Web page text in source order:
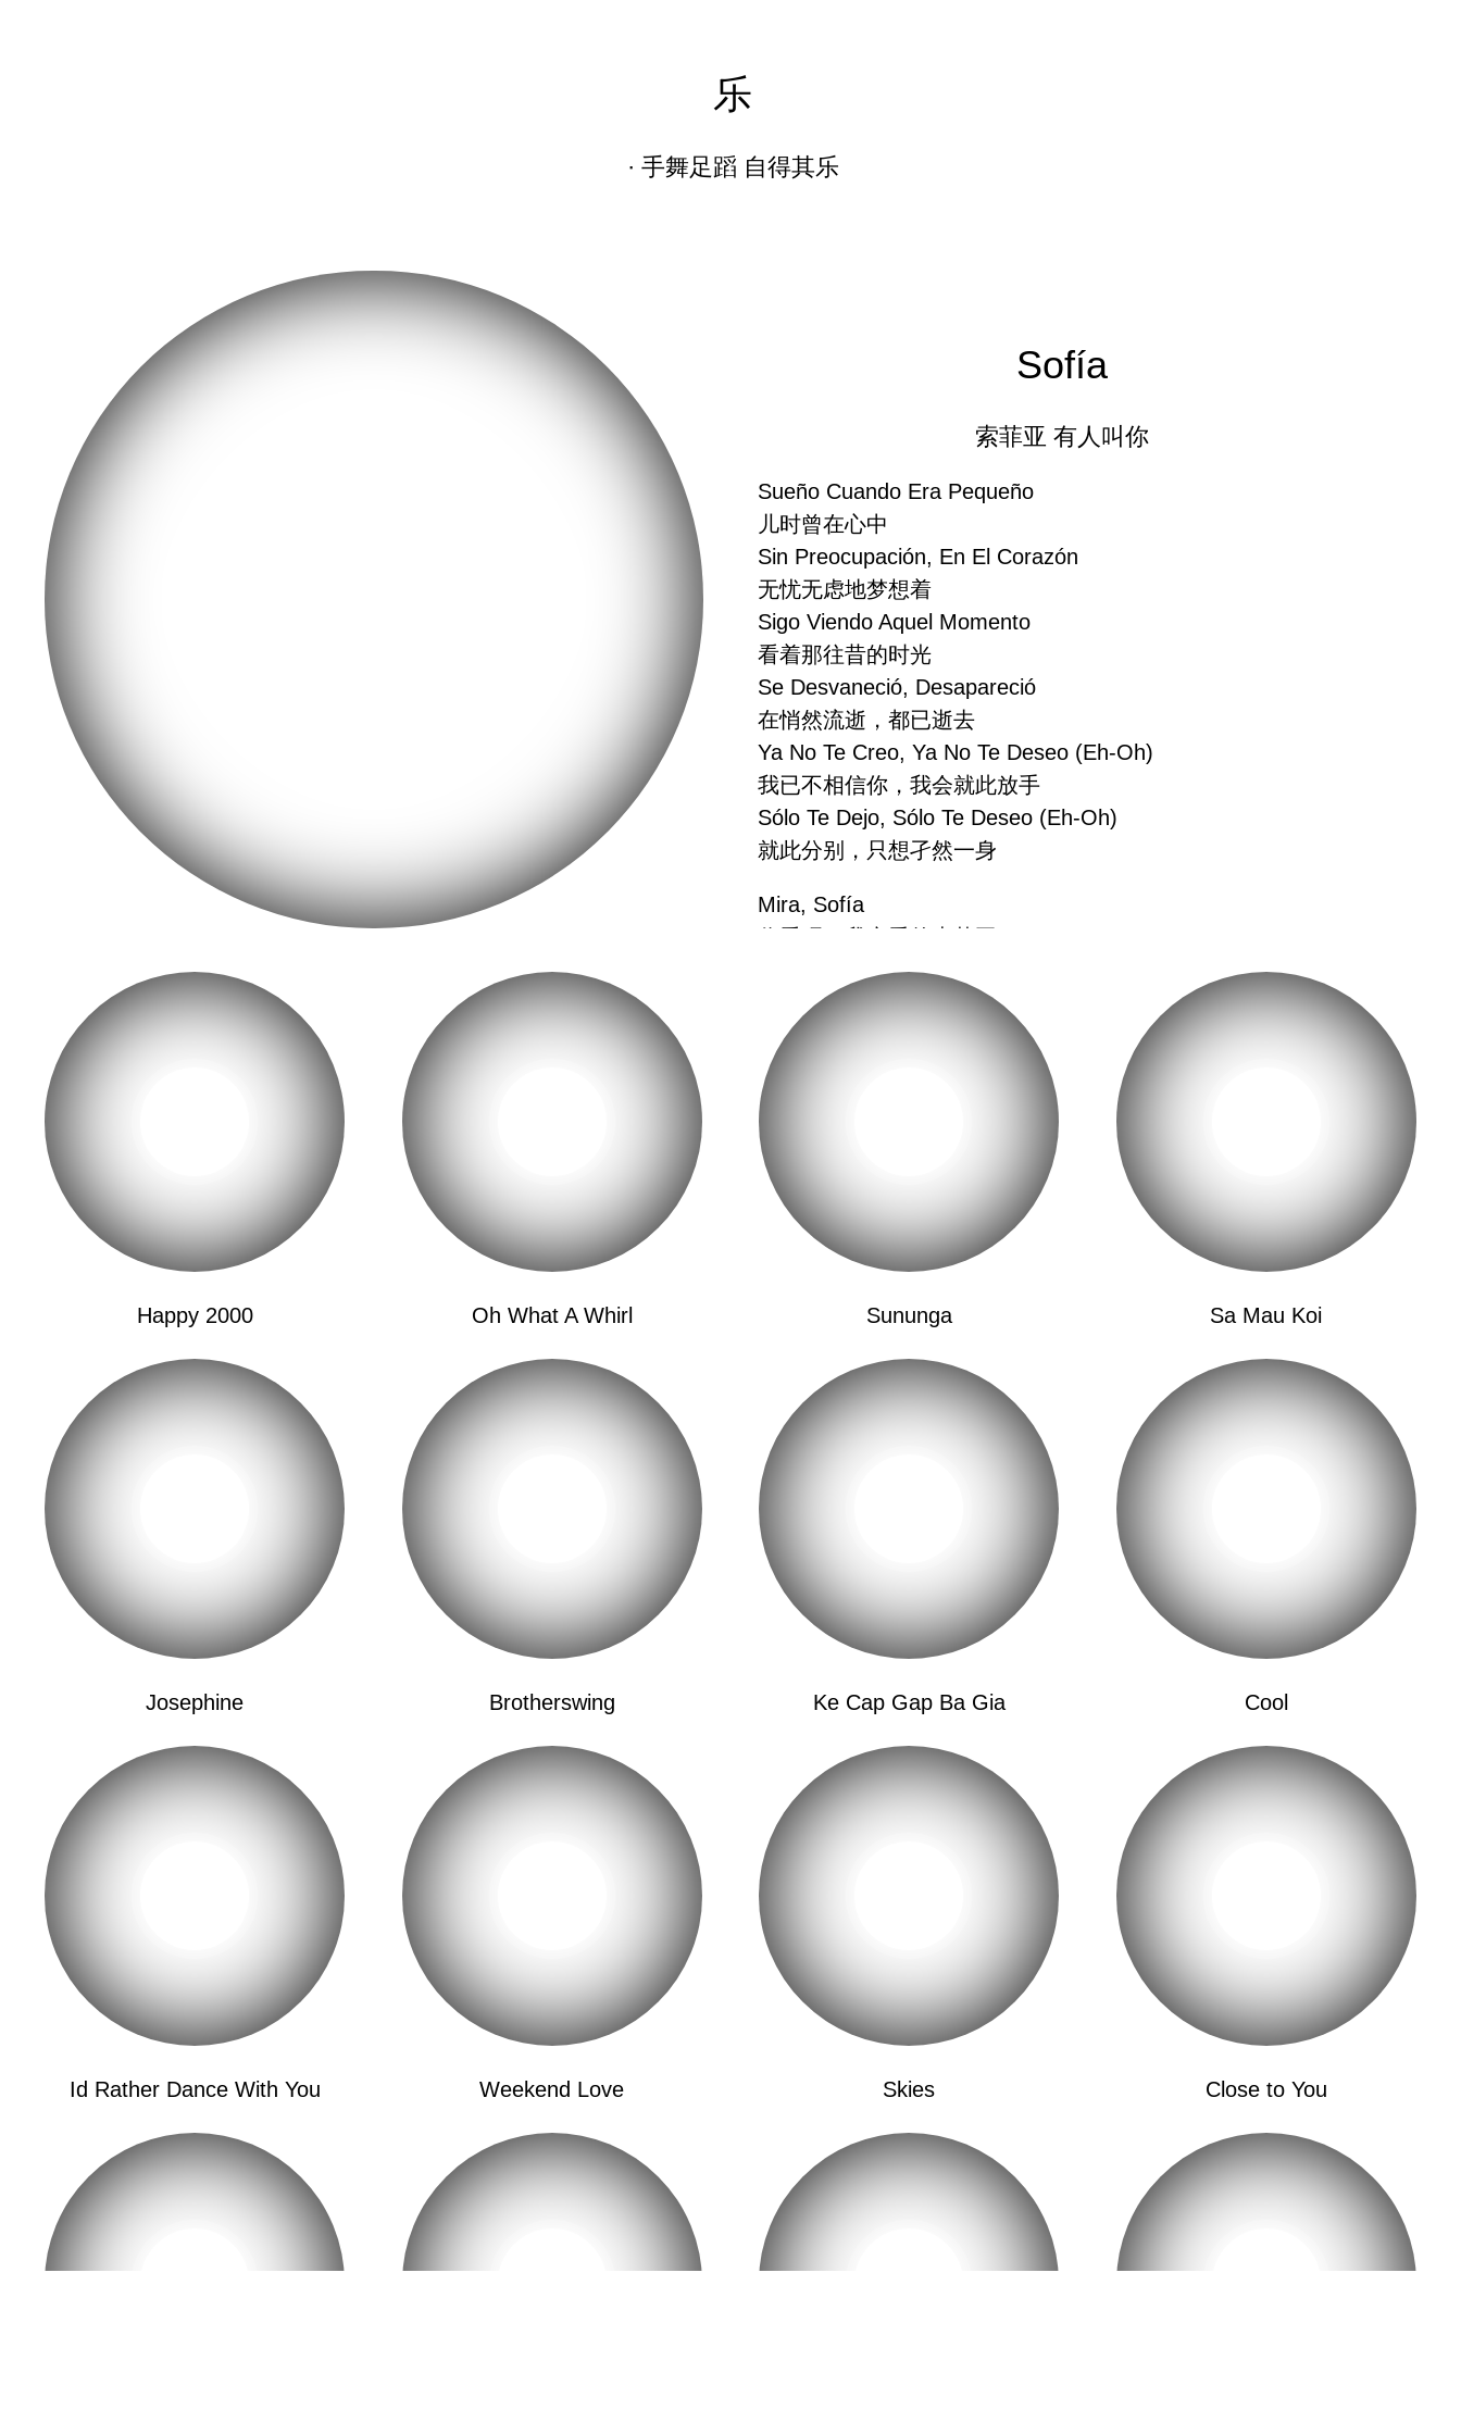
乐
· 手舞足蹈 自得其乐
Sofía
索菲亚 有人叫你
Sueño Cuando Era Pequeño
儿时曾在心中
Sin Preocupación, En El Corazón
无忧无虑地梦想着
Sigo Viendo Aquel Momento
看着那往昔的时光
Se Desvaneció, Desapareció
在悄然流逝，都已逝去
Ya No Te Creo, Ya No Te Deseo (eh-Oh)
我已不相信你，我会就此放手
Sólo Te Dejo, Sólo Te Deseo (eh-Oh)
就此分别，只想孑然一身
Mira, Sofía
Sin Tu Mirada Sigo
没有你，我的生活还会继续
Sin Tu Mirada Sigo
我还是这么无忧无虑
Dime, Sofía-Ah-Ah
快告诉我，索菲亚
Cómo Te Mira, Dime
他如何注视着你
Cómo Te Mira, Dime
他如何凝视着你
我知道我不是
Sé Que Sólo
我知道我只是
Sé Que Ya No Soy-Oy-Oy-Oy
我只知道我已迷失了自我
Mira, Sofía
你看，索菲亚
Sin Tu Mirada Sigo
没有你，我的生活还会继续
Sin Tu Mirada, Sofía
没有你，索菲亚
你说我们曾经很幸福
Todo Ya Pasó, Todo Ya Pasó
但那都是过去
Sé Que Te Corté Las Alas
你的羽翼被我折断
El Te Hizo Volar, El Te Hizo Soñar
而他让你翱翔，让你怅惘
Ya No Te Creo, Ya No Te Deseo (eh-Oh)
我已不相信你，我会就此放手
Sólo Te Dejo, Sólo Te Deseo (eh-Oh)
多想放手，但又想占有
Sin Tu Mirada Sigo
没有你，我的生活还会继续
Sin Tu Mirada Sigo
我还是这么无忧无虑
Dime, Sofía-Ah-Ah
Happy 2000 Oh What A Whirl Sununga Sa Mau Koi
Josephine Brotherswing Ke Cap Gap Ba Gia Cool
Id Rather Dance With You Weekend Love Skies Close to You